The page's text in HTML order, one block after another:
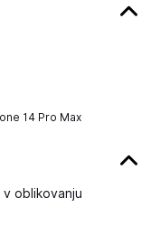
14 Pro Max
oblikovanju